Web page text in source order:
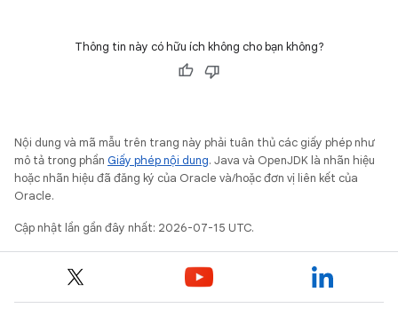
Thông tin này có hữu ích không cho bạn không?
Nội dung và mã mẫu trên trang này phải tuân thủ các giấy phép như
mô tả trong phần Giấy phép nội dung. Java và OpenJDK là nhãn hiệu
hoặc nhãn hiệu đã đăng ký của Oracle và/hoặc đơn vị liên kết của
Oracle.
Cập nhật lần gần đây nhất: 2026-07-15 UTC.